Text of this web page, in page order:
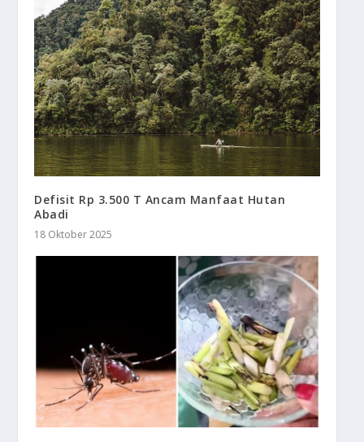
Defisit Rp 3.500 T Ancam Manfaat Hutan
Abadi
18 Oktober 2025